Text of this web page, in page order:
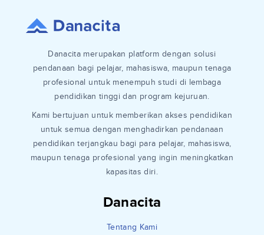
Danacita
Tentang Kami
Danacita merupakan platform dengan solusi
pendanaan bagi pelajar, mahasiswa, maupun tenaga
profesional untuk menempuh studi di lembaga
pendidikan tinggi dan program kejuruan.
Kami bertujuan untuk memberikan akses pendidikan
untuk semua dengan menghadirkan pendanaan
pendidikan terjangkau bagi para pelajar, mahasiswa,
maupun tenaga profesional yang ingin meningkatkan
kapasitas diri.